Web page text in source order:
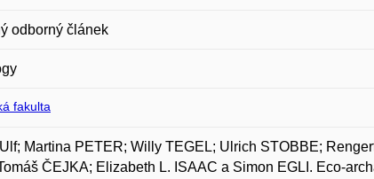
odborný článek
fakulta
Martina PETER; Willy TEGEL; Ulrich STOBBE;
ČEJKA; Elizabeth L. ISAAC a Simon EGLI. Eco-